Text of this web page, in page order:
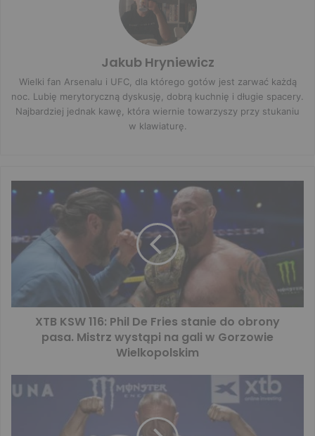
Jakub Hryniewicz
Wielki fan Arsenalu i UFC, dla którego gotów jest zarwać każdą
noc. Lubię merytoryczną dyskusję, dobrą kuchnię i długie spacery.
Najbardziej jednak kawę, która wiernie towarzyszy przy stukaniu
w klawiaturę.
XTB KSW 116: Phil De Fries stanie do obrony
pasa. Mistrz wystąpi na gali w Gorzowie
Wielkopolskim